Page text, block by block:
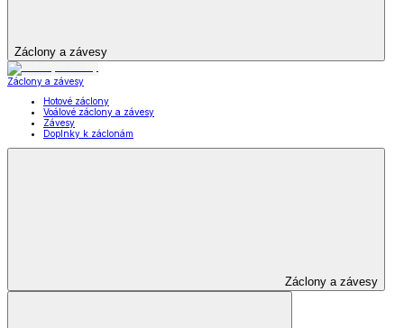
Záclony a závesy
Záclony a závesy
Hotové záclony
Voálové záclony a závesy
Závesy
Doplnky k záclonám
Záclony a závesy